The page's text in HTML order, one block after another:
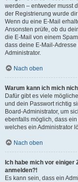
werden – entweder musst
der Registrierung wurde
Wenn du eine E-Mail
Ansonsten prüfe, ob du
die E-Mail von einem
dass deine E-Mail-
Administrator.
Nach oben
Warum kann ich mich
Dafür gibt es viele
und dein Passwort richtig
Board-Administrator, um
ebenfalls möglich, dass
welches ein Administrator
Nach oben
Ich habe mich vor
anmelden?!
Es kann sein, dass ein